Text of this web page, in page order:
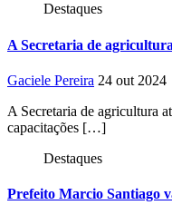
Destaques
A Secretaria de
Gaciele Pereira 24 out 2024
A Secretaria de agricultura
capacitações […]
Destaques
Prefeito Marcio Santiago